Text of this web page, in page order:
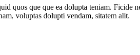
quos que que ea dolupta teniam. Ficide
voluptas dolupti vendam, sitatem alit.